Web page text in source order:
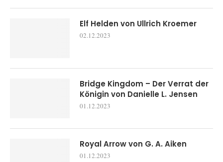
Elf Helden von Ullrich Kroemer
02.12.2023
Bridge Kingdom – Der Verrat der
Königin von Danielle L. Jensen
01.12.2023
Royal Arrow von G. A. Aiken
01.12.2023